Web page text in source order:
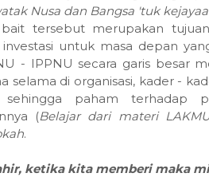
Nusa dan Bangsa' tuk
tersebut merupakan
untuk masa depan
- IPPNU secara garis besar
selama di organisasi, kader -
sehingga paham
(Belajar dari materi
.
, ketika kita memberi maka